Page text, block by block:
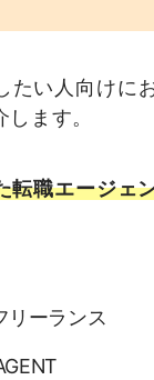
たい人向けに
ます。
転職エージェ
リーランス